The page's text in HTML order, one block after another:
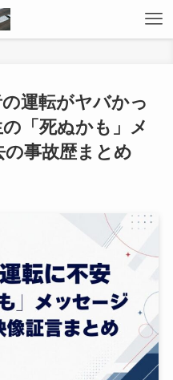
運転がヤバかっ
「死ぬかも」メ
の事故歴まとめ